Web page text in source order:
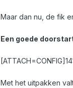
Maar dan nu, de fik
Een goede
Met het uitpakken